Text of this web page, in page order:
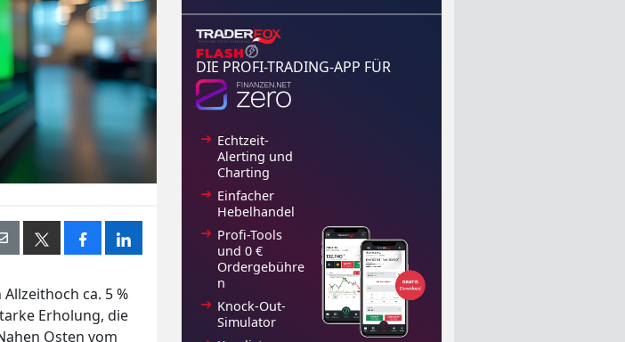
ca. 5 %
Erholung, die
Osten vom
DIE PROFI-TRADING-APP FÜR
Echtzeit-
Alerting und
Charting
Einfacher
Hebelhandel
Profi-Tools
und 0 €
Ordergebühre
n
Knock-Out-
Simulator